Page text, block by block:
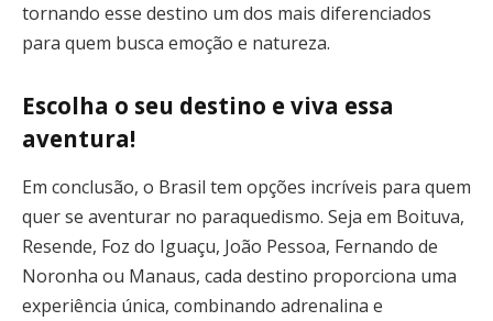
tornando esse destino um dos mais diferenciados
para quem busca emoção e natureza.
Escolha o seu destino e viva essa
aventura!
Em conclusão, o Brasil tem opções incríveis para quem
quer se aventurar no paraquedismo. Seja em Boituva,
Resende, Foz do Iguaçu, João Pessoa, Fernando de
Noronha ou Manaus, cada destino proporciona uma
experiência única, combinando adrenalina e